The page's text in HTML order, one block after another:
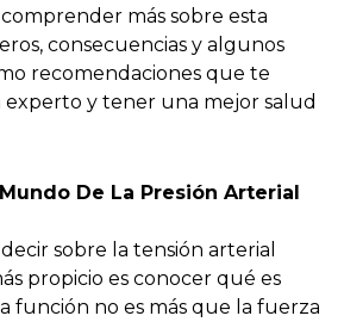
más sobre esta
consecuencias y algunos
recomendaciones que te
experto y tener una mejor salud
De La Presión Arterial
sobre la tensión arterial
propicio es conocer qué es
función no es más que la fuerza